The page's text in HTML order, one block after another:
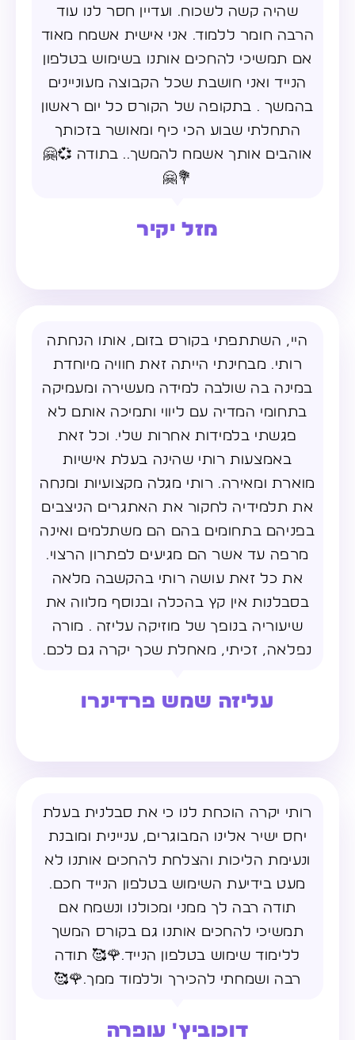
שהיה קשה לשכוח. ועדיין חסר לנו עוד
הרבה חומר ללמוד. אני אישית אשמח מאוד
אם תמשיכי להחכים אותנו בשימוש בטלפון
הנייד ואני חושבת שכל הקבוצה מעוניינים
בהמשך . בתקופה של הקורס כל יום ראשון
התחלתי שבוע הכי כיף ומאושר בזכותך
אוהבים אותך אשמח להמשך.. בתודה 💞🤗
💐🤗
מזל יקיר
היי, השתתפתי בקורס בזום, אותו הנחתה
רותי. מבחינתי הייתה זאת חוויה מיוחדת
במינה בה שולבה למידה מעשירה ומעמיקה
בתחומי המדיה עם ליווי ותמיכה אותם לא
פגשתי בלמידות אחרות שלי. וכל זאת
באמצעות רותי שהינה בעלת אישיות
מוארת ומאירה. רותי מגלה מקצועיות ומנחה
את תלמידיה לחקור את האתגרים הניצבים
בפניהם בתחומים בהם הם משתלמים ואינה
מרפה עד אשר הם מגיעים לפתרון הרצוי.
את כל זאת עושה רותי בהקשבה מלאה
בסבלנות אין קץ בהכלה ובנוסף מלווה את
שיעוריה בנופך של מוזיקה עליזה . מורה
נפלאה, זכיתי, מאחלת שכך יקרה גם לכם.
עליזה שמש פרדינרו
רותי יקרה הוכחת לנו כי את סבלנית בעלת
יחס ישיר אלינו המבוגרים, עניינית ומובנת
ונעימת הליכות והצלחת להחכים אותנו לא
מעט בידיעת השימוש בטלפון הנייד חכם.
תודה רבה לך ממני ומכולנו ונשמח אם
תמשיכי להחכים אותנו גם בקורס המשך
ללימוד שימוש בטלפון הנייד.🌹🥰 תודה
רבה ושמחתי להכירך וללמוד ממך.🌹🥰
דוכוביץ' עופרה